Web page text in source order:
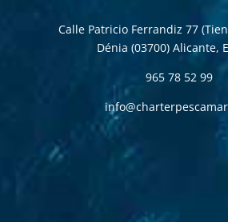
Calle Patricio Ferrandiz 77
Dénia (03700) Alicante,
965 78 52 99